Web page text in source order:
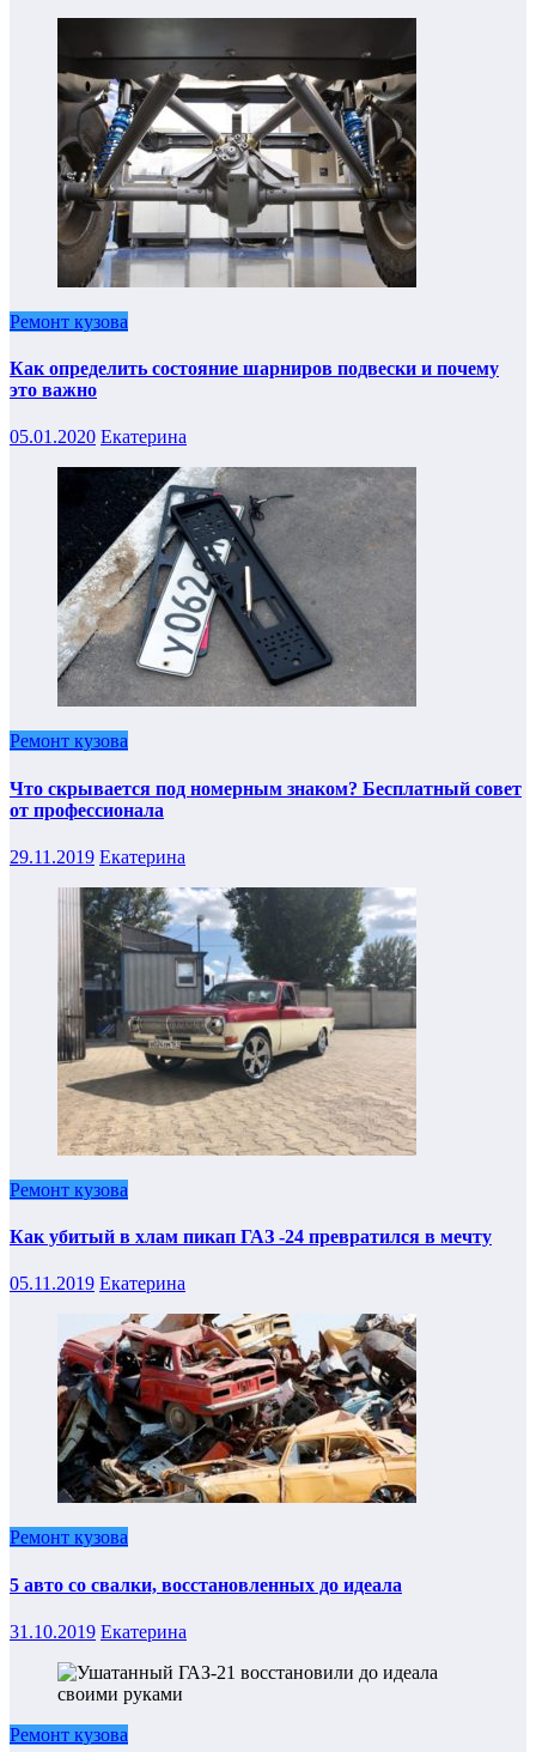
Ремонт кузова
Как определить состояние шарниров подвески и почему
это важно
05.01.2020 Екатерина
Ремонт кузова
Что скрывается под номерным знаком? Бесплатный совет
от профессионала
29.11.2019 Екатерина
Ремонт кузова
Как убитый в хлам пикап ГАЗ -24 превратился в мечту
05.11.2019 Екатерина
Ремонт кузова
5 авто со свалки, восстановленных до идеала
31.10.2019 Екатерина
Ремонт кузова